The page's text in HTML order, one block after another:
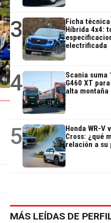
3
Ficha
Híbrida 4x4:
electrificada
4
Scania suma
G460 XT
alta montaña
5
Honda WR-V
Cross: ¿qué
relación a su
MÁS LEÍDAS DE